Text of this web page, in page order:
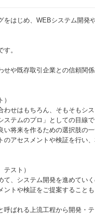
はじめ、WEBシステム開発
。
や既存取引企業との信頼関
せはもちろん、そもそもシ
テムのプロ」としての目線
将来を作るための選択肢の
アセスメントや検証を行い
スト）
、システム開発を進めてい
トや検証をご提案すること
ばれる上流工程から開発・